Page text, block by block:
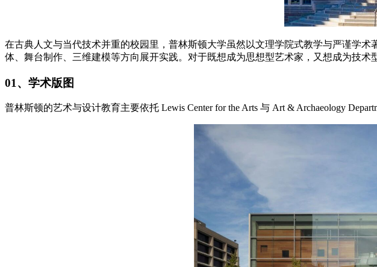
在古典人文与当代技术并重的校园里，普林斯顿大学虽然以文理学院式教学与严谨学
体、舞台制作、三维建模等方向展开实践。对于既想成为思想型艺术家，又想成为技术
01、学术版图
普林斯顿的艺术与设计教育主要依托 Lewis Center for the Arts 与 Art & Archaeology